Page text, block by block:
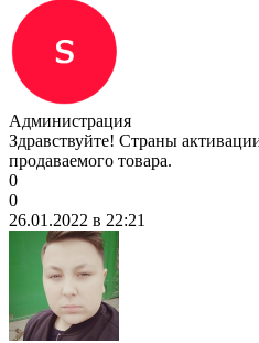
Администрация
Здравствуйте! Страны
продаваемого товара.
0
0
26.01.2022 в 22:21